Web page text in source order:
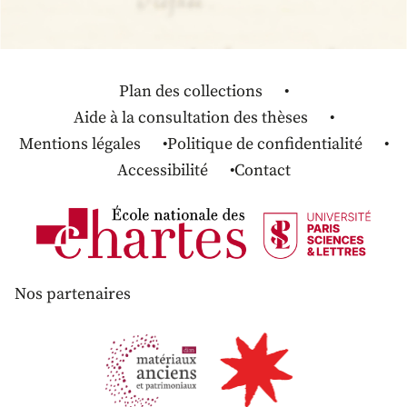
Plan des collections
Aide à la consultation des thèses
Mentions légales
Politique de confidentialité
Accessibilité
Contact
Nos partenaires